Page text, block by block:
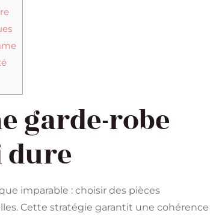
garde-robe
imparable : choisir des pièces
Cette stratégie garantit une cohérence